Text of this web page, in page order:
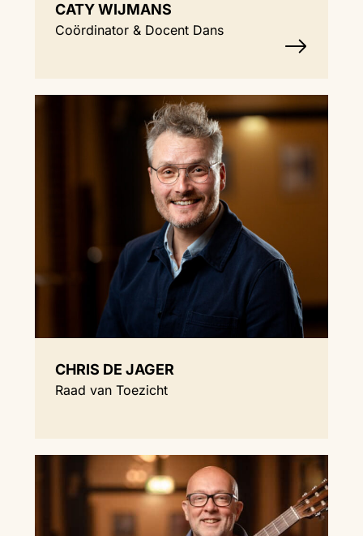
CATY WIJMANS
Coördinator & Docent Dans
CHRIS DE JAGER
Raad van Toezicht